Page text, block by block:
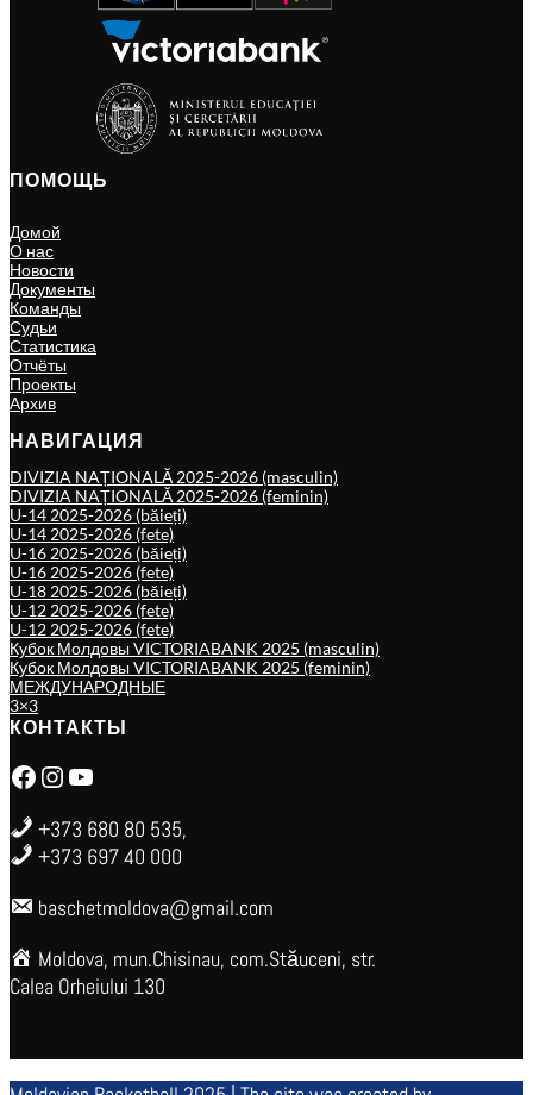
ПОМОЩЬ
Домой
О нас
Новости
Документы
Команды
Судьи
Статистика
Отчёты
Проекты
Архив
НАВИГАЦИЯ
DIVIZIA NAȚIONALĂ 2025-2026 (masculin)
DIVIZIA NAȚIONALĂ 2025-2026 (feminin)
U-14 2025-2026 (băieți)
U-14 2025-2026 (fete)
U-16 2025-2026 (băieți)
U-16 2025-2026 (fete)
U-18 2025-2026 (băieți)
U-12 2025-2026 (fete)
U-12 2025-2026 (fete)
Кубок Молдовы VICTORIABANK 2025 (masculin)
Кубок Молдовы VICTORIABANK 2025 (feminin)
МЕЖДУНАРОДНЫЕ
3×3
КОНТАКТЫ
Facebook Instagram YouTube
+373 680 80 535,
+373 697 40 000
baschetmoldova@gmail.com
Moldova, mun.Chisinau, com.Stăuceni, str.
Calea Orheiului 130